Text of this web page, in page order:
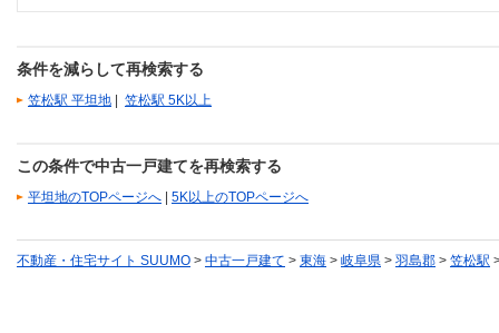
条件を減らして再検索する
笠松駅 平坦地 | 笠松駅 5K以上
この条件で中古一戸建てを再検索する
平坦地のTOPページへ | 5K以上のTOPページへ
不動産・住宅サイト SUUMO > 中古一戸建て > 東海 > 岐阜県 > 羽島郡 > 笠松駅